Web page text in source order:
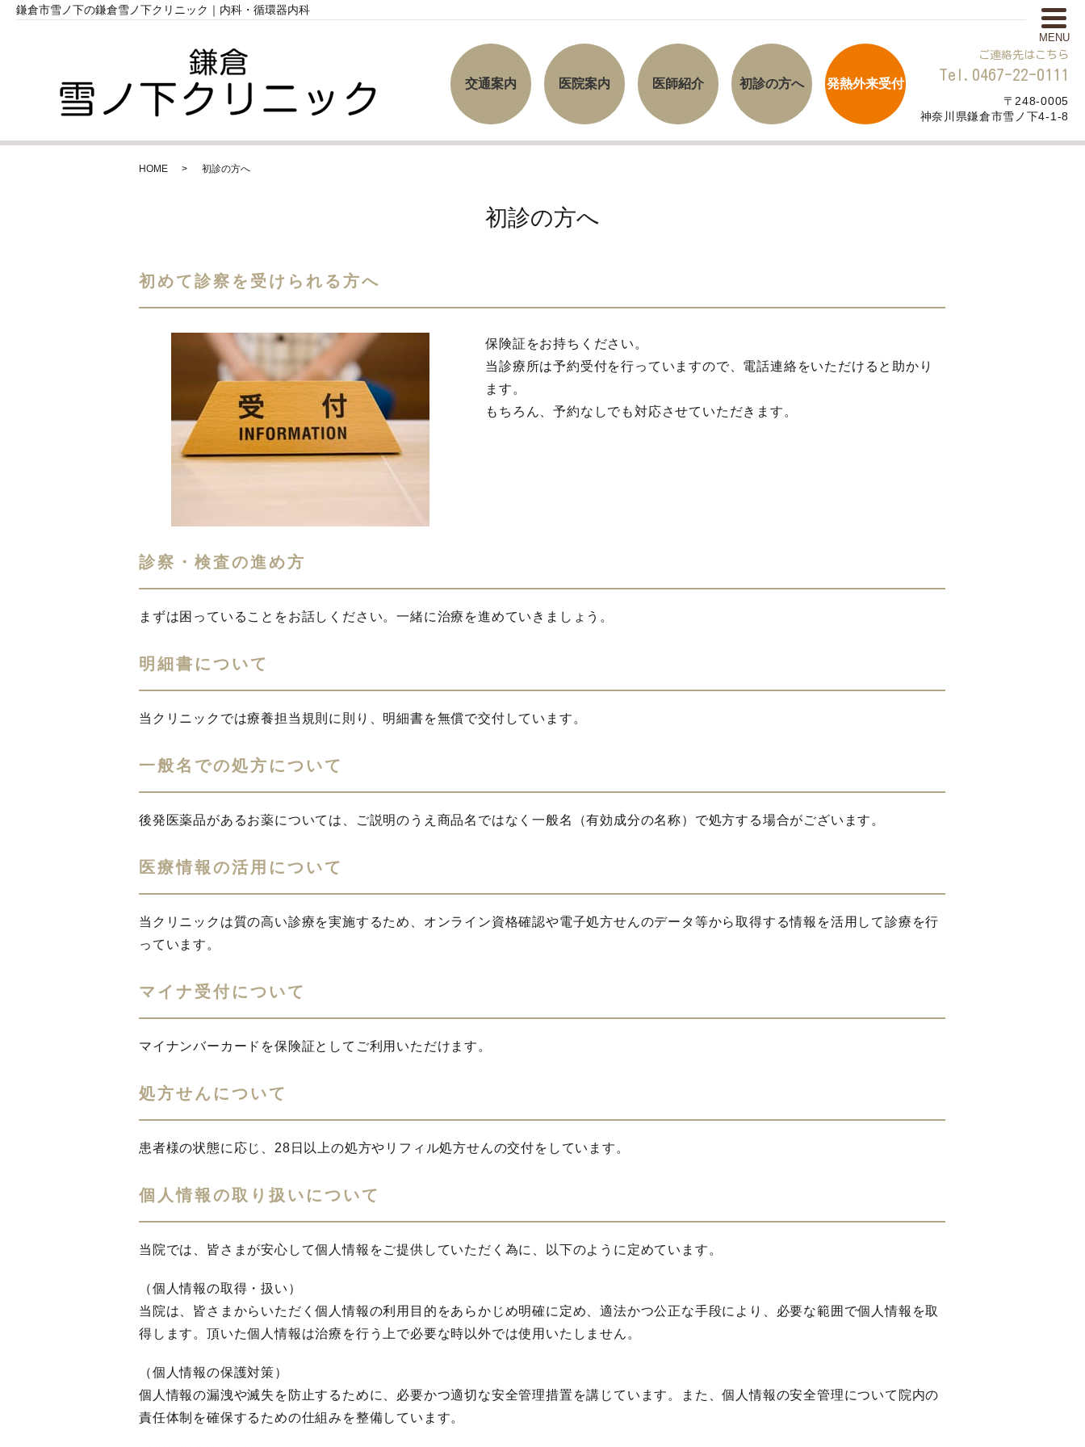
鎌倉市雪ノ下の鎌倉雪ノ下クリニック｜内科・循環器内科
交通案内 医院案内 医師紹介 初診の方へ 発熱外来受付
MENU
ご連絡先はこちら
Tel.0467-22-0111
〒248-0005
神奈川県鎌倉市雪ノ下4-1-8
HOME 初診の方へ
初診の方へ
初めて診察を受けられる方へ
保険証をお持ちください。
当診療所は予約受付を行っていますので、電話連絡をいただけると助かり
ます。
もちろん、予約なしでも対応させていただきます。
診察・検査の進め方
まずは困っていることをお話しください。一緒に治療を進めていきましょう。
明細書について
当クリニックでは療養担当規則に則り、明細書を無償で交付しています。
一般名での処方について
後発医薬品があるお薬については、ご説明のうえ商品名ではなく一般名（有効成分の名称）で処方する場合がございます。
医療情報の活用について
当クリニックは質の高い診療を実施するため、オンライン資格確認や電子処方せんのデータ等から取得する情報を活用して診療を行
っています。
マイナ受付について
マイナンバーカードを保険証としてご利用いただけます。
処方せんについて
患者様の状態に応じ、28日以上の処方やリフィル処方せんの交付をしています。
個人情報の取り扱いについて
当院では、皆さまが安心して個人情報をご提供していただく為に、以下のように定めています。
（個人情報の取得・扱い）
当院は、皆さまからいただく個人情報の利用目的をあらかじめ明確に定め、適法かつ公正な手段により、必要な範囲で個人情報を取
得します。頂いた個人情報は治療を行う上で必要な時以外では使用いたしません。
（個人情報の保護対策）
個人情報の漏洩や滅失を防止するために、必要かつ適切な安全管理措置を講じています。また、個人情報の安全管理について院内の
責任体制を確保するための仕組みを整備しています。